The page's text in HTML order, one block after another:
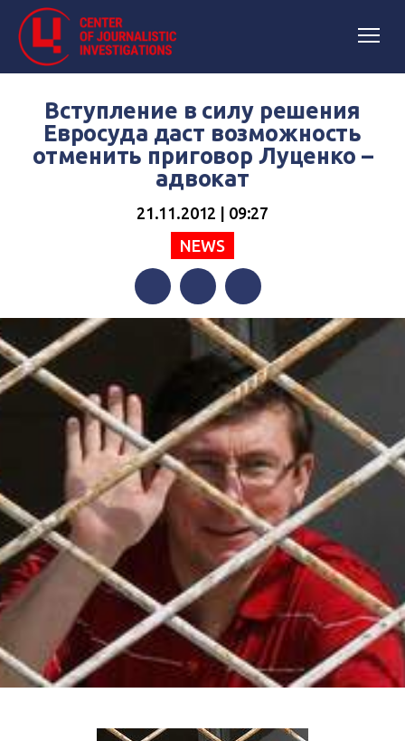
Вступление в силу решения
Евросуда даст возможность
отменить приговор Луценко –
адвокат
21.11.2012 | 09:27
NEWS
FacebookTwitterTelegram